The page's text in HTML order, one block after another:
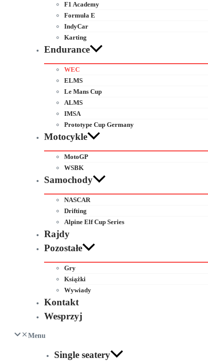
F1 Academy
Formuła E
IndyCar
Karting
Endurance
WEC
ELMS
Le Mans Cup
ALMS
IMSA
Prototype Cup Germany
Motocykle
MotoGP
WSBK
Samochody
NASCAR
Drifting
Alpine Elf Cup Series
Rajdy
Pozostałe
Gry
Książki
Wywiady
Kontakt
Wesprzyj
Menu
Single seatery